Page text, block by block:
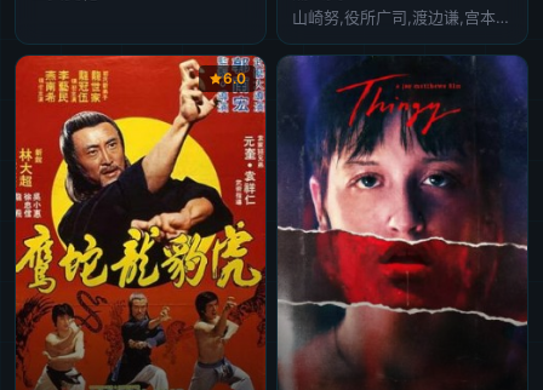
山崎努,役所广司,渡边谦,宫本信子,安冈力也
6.0